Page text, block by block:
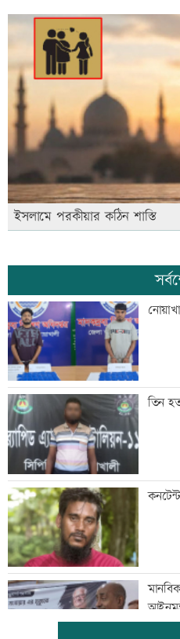
ইসলামে পরকীয়ার কঠিন শাস্তি
তিন